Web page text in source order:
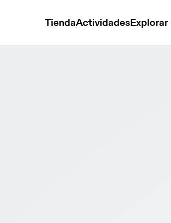
TiendaActividadesExplorar